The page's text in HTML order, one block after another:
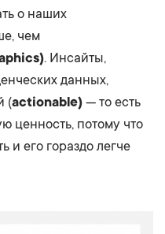
о наших
чем
. Инсайты,
данных,
(actionable) — то есть
ценность, потому что
и его гораздо легче